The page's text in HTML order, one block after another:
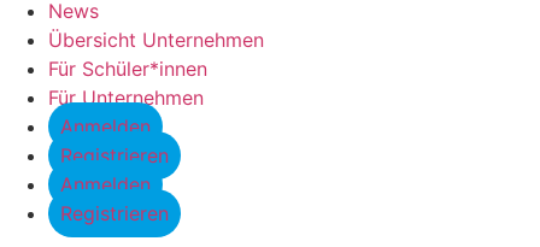
News
Übersicht Unternehmen
Für Schüler*innen
Für Unternehmen
Anmelden
Registrieren
Anmelden
Registrieren